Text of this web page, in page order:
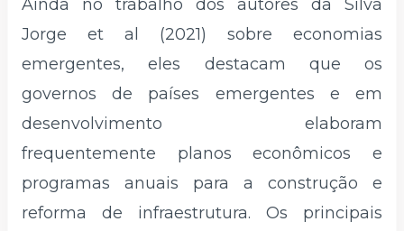
Ainda no trabalho dos autores da Silva
Jorge et al (2021) sobre economias
emergentes, eles destacam que os
governos de países emergentes e em
desenvolvimento elaboram
frequentemente planos econômicos e
programas anuais para a construção e
reforma de infraestrutura. Os principais